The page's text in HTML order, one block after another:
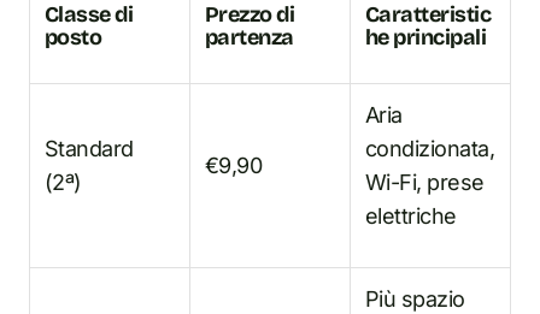
Classe di
posto
Prezzo di
partenza
Caratteristic
he principali
Standard
(2ª)
€9,90
Aria
condizionata,
Wi-Fi, prese
elettriche
Più spazio